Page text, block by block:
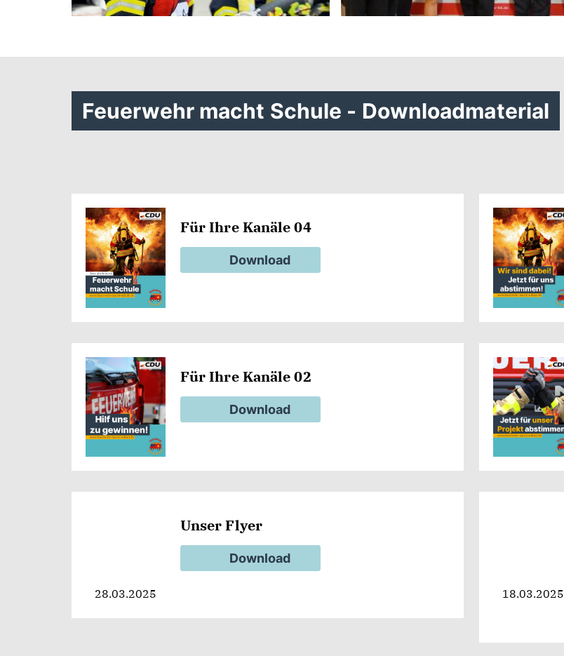
Feuerwehr macht Schule - Downloadmaterial
Für Ihre Kanäle 04
Download
Für Ihre Kanäle 02
Download
28.03.2025
Unser Flyer
Download
18.03.2025